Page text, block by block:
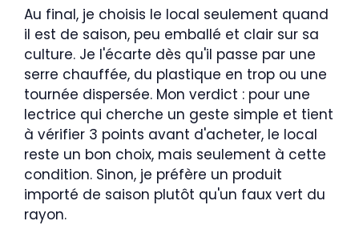
Au final, je choisis le local seulement quand
il est de saison, peu emballé et clair sur sa
culture. Je l'écarte dès qu'il passe par une
serre chauffée, du plastique en trop ou une
tournée dispersée. Mon verdict : pour une
lectrice qui cherche un geste simple et tient
à vérifier 3 points avant d'acheter, le local
reste un bon choix, mais seulement à cette
condition. Sinon, je préfère un produit
importé de saison plutôt qu'un faux vert du
rayon.